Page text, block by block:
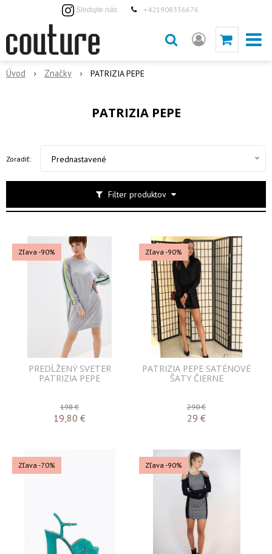
Sledujte nás +421908336676
Úvod Značky PATRIZIA PEPE
PATRIZIA PEPE
Filter produktov
Zoradiť: Prednastavené
Zľava -90%
PREDĹŽENÝ SVETER
PATRIZIA PEPE
198 €
19,80 €
Zľava -90%
PATRIZIA PEPE SATÉNOVÉ
ŠATY ČIERNE
290 €
29 €
Zľava -70% Zľava -90%